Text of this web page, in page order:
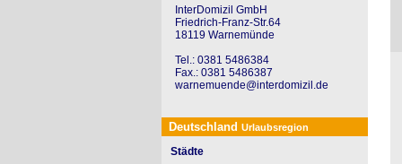
InterDomizil GmbH
Friedrich-Franz-Str.64
18119 Warnemünde
Tel.: 0381 5486384
Fax.: 0381 5486387
warnemuende@interdomizil.de
Deutschland Urlaubsregion
Städte